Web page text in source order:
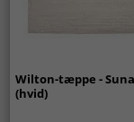
Wilton-tæppe -
(hvid)